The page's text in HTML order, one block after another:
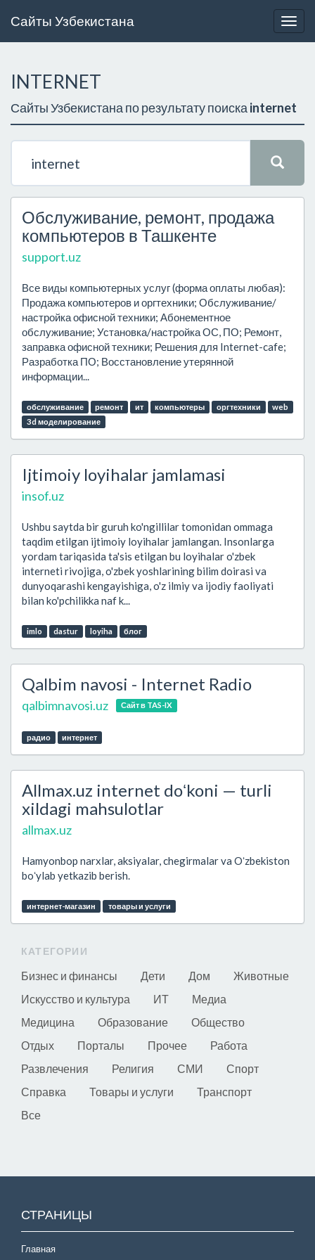
Сайты Узбекистана
INTERNET
Сайты Узбекистана по результату поиска internet
Обслуживание, ремонт, продажа
компьютеров в Ташкенте
support.uz
Все виды компьютерных услуг (форма оплаты любая):
Продажа компьютеров и оргтехники; Обслуживание/
настройка офисной техники; Абонементное
обслуживание; Установка/настройка ОС, ПО; Ремонт,
заправка офисной техники; Решения для Internet-cafe;
Разработка ПО; Восстановление утерянной
информации...
обслуживание ремонт ит компьютеры оргтехники
web
3d моделирование
Ijtimoiy loyihalar jamlamasi
insof.uz
Ushbu saytda bir guruh ko'ngillilar tomonidan ommaga
taqdim etilgan ijtimoiy loyihalar jamlangan. Insonlarga
yordam tariqasida ta'sis etilgan bu loyihalar o'zbek
interneti rivojiga, o'zbek yoshlarining bilim doirasi va
dunyoqarashi kengayishiga, o'z ilmiy va ijodiy faoliyati
bilan ko'pchilikka naf k...
imlo dastur loyiha блог
Qalbim navosi - Internet Radio
qalbimnavosi.uz Сайт в TAS-IX
радио интернет
Allmax.uz internet doʻkoni — turli
xildagi mahsulotlar
allmax.uz
Hamyonbop narxlar, aksiyalar, chegirmalar va Oʻzbekiston
boʻylab yetkazib berish.
интернет-магазин товары и услуги
КАТЕГОРИИ
Бизнес и финансы Дети Дом
Животные
Искусство и культура
ИТ
Медиа
Медицина
Образование
Общество
Отдых
Порталы Прочее
Работа
Развлечения
Религия СМИ
Спорт
Справка
Товары и услуги
Транспорт
Все
СТРАНИЦЫ
Главная